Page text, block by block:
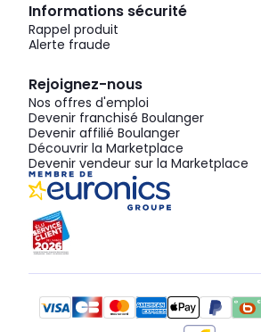
Informations sécurité
Rappel produit
Alerte fraude
Rejoignez-nous
Nos offres d'emploi
Devenir franchisé Boulanger
Devenir affilié Boulanger
Découvrir la Marketplace
Devenir vendeur sur la Marketplace